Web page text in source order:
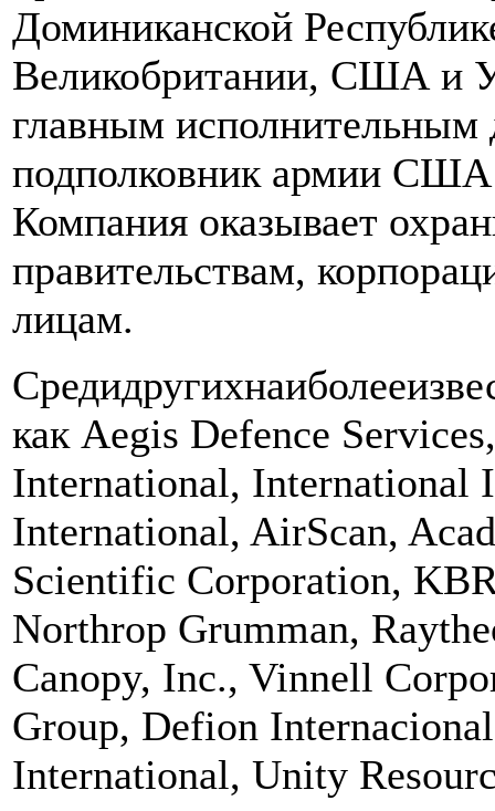
Доминиканской
Великобритании, США и
главным исполнительным
подполковник армии США
Компания оказывает
правительствам,
лицам.
Средидругихнаиболее
как Aegis Defence
International, International
International, AirScan,
Scientific Corporation,
Northrop Grumman,
Canopy, Inc., Vinnell
Group, Defion
International, Unity